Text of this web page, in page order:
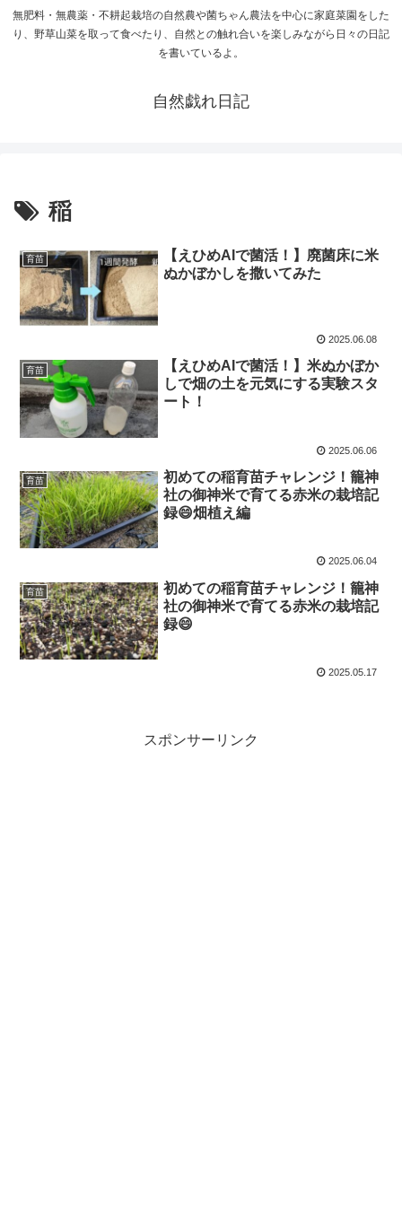
無肥料・無農薬・不耕起栽培の自然農や菌ちゃん農法を中心に家庭菜園をした
り、野草山菜を取って食べたり、自然との触れ合いを楽しみながら日々の日記
を書いているよ。
自然戯れ日記
稲
育苗
【えひめAIで菌活！】廃菌床に米
ぬかぼかしを撒いてみた
2025.06.08
育苗
【えひめAIで菌活！】米ぬかぼか
しで畑の土を元気にする実験スタ
ート！
2025.06.06
育苗
初めての稲育苗チャレンジ！籠神
社の御神米で育てる赤米の栽培記
録😄畑植え編
2025.06.04
育苗
初めての稲育苗チャレンジ！籠神
社の御神米で育てる赤米の栽培記
録😄
2025.05.17
スポンサーリンク